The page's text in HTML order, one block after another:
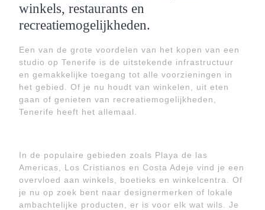
winkels, restaurants en
recreatiemogelijkheden.
Een van de grote voordelen van het kopen van een
studio op Tenerife is de uitstekende infrastructuur
en gemakkelijke toegang tot alle voorzieningen in
het gebied. Of je nu houdt van winkelen, uit eten
gaan of genieten van recreatiemogelijkheden,
Tenerife heeft het allemaal.
In de populaire gebieden zoals Playa de las
Americas, Los Cristianos en Costa Adeje vind je een
overvloed aan winkels, boetieks en winkelcentra. Of
je nu op zoek bent naar designermerken of lokale
ambachtelijke producten, er is voor elk wat wils. Je